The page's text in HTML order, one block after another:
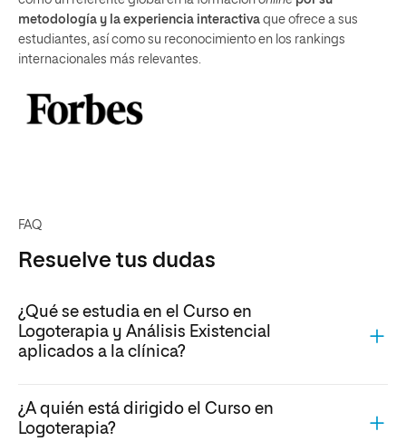
metodología y la experiencia interactiva que ofrece a sus
estudiantes, así como su reconocimiento en los rankings
internacionales más relevantes.
FAQ
Resuelve tus dudas
¿Qué se estudia en el Curso en
Logoterapia y Análisis Existencial
aplicados a la clínica?
¿A quién está dirigido el Curso en
Logoterapia?